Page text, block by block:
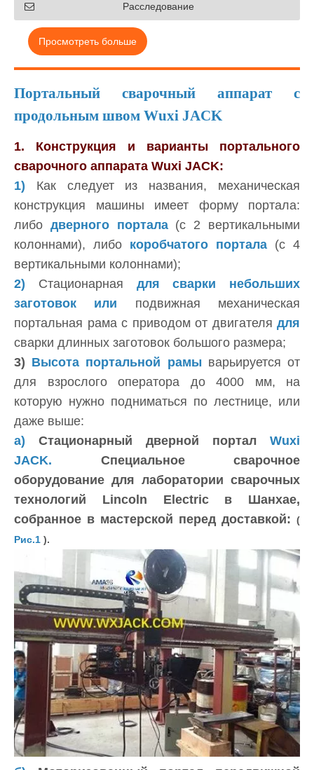
Расследование
Просмотреть больше
Портальный сварочный аппарат с
продольным швом Wuxi JACK
1. Конструкция и варианты портального
сварочного аппарата Wuxi JACK:
1) Как следует из названия, механическая
конструкция машины имеет форму портала:
либо дверного портала (с 2 вертикальными
колоннами), либо коробчатого портала (с 4
вертикальными колоннами);
2) Стационарная для сварки небольших
заготовок или подвижная механическая
портальная рама с приводом от двигателя для
сварки длинных заготовок большого размера;
3) Высота портальной рамы варьируется от
для взрослого оператора до 4000 мм, на
которую нужно подниматься по лестнице, или
даже выше:
a) Стационарный дверной портал Wuxi
JACK. Специальное сварочное
оборудование для лаборатории сварочных
технологий Lincoln Electric в Шанхае,
собранное в мастерской перед доставкой: (
Рис.1 ).